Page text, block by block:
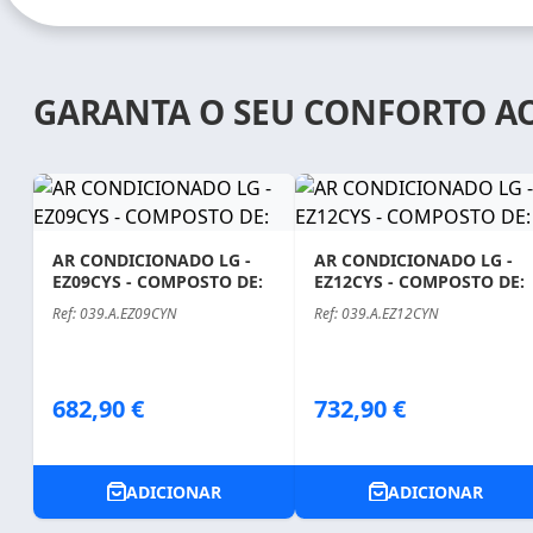
GARANTA O SEU CONFORTO
AR CONDICIONADO LG -
EZ09CYS - COMPOSTO DE:
Ref: 039.A.EZ09CYN
Price
682,90 €
ADICIONAR
AR CONDICIONADO LG -
EZ12CYS - COMPOSTO DE:
Ref: 039.A.EZ12CYN
Price
732,90 €
ADICIONAR